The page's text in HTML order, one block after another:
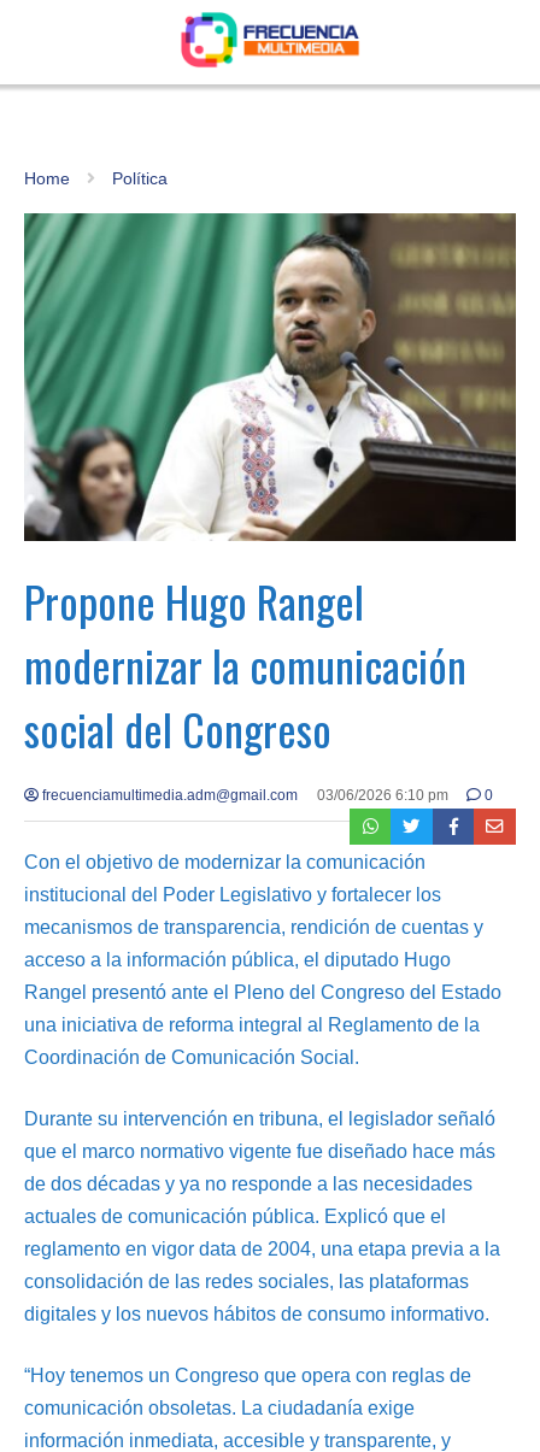
Home Política
Propone Hugo Rangel
modernizar la comunicación
social del Congreso
frecuenciamultimedia.adm@gmail.com 03/06/2026 6:10 pm 0
Con el objetivo de modernizar la comunicación
institucional del Poder Legislativo y fortalecer los
mecanismos de transparencia, rendición de cuentas y
acceso a la información pública, el diputado Hugo
Rangel presentó ante el Pleno del Congreso del Estado
una iniciativa de reforma integral al Reglamento de la
Coordinación de Comunicación Social.
Durante su intervención en tribuna, el legislador señaló
que el marco normativo vigente fue diseñado hace más
de dos décadas y ya no responde a las necesidades
actuales de comunicación pública. Explicó que el
reglamento en vigor data de 2004, una etapa previa a la
consolidación de las redes sociales, las plataformas
digitales y los nuevos hábitos de consumo informativo.
“Hoy tenemos un Congreso que opera con reglas de
comunicación obsoletas. La ciudadanía exige
información inmediata, accesible y transparente, y